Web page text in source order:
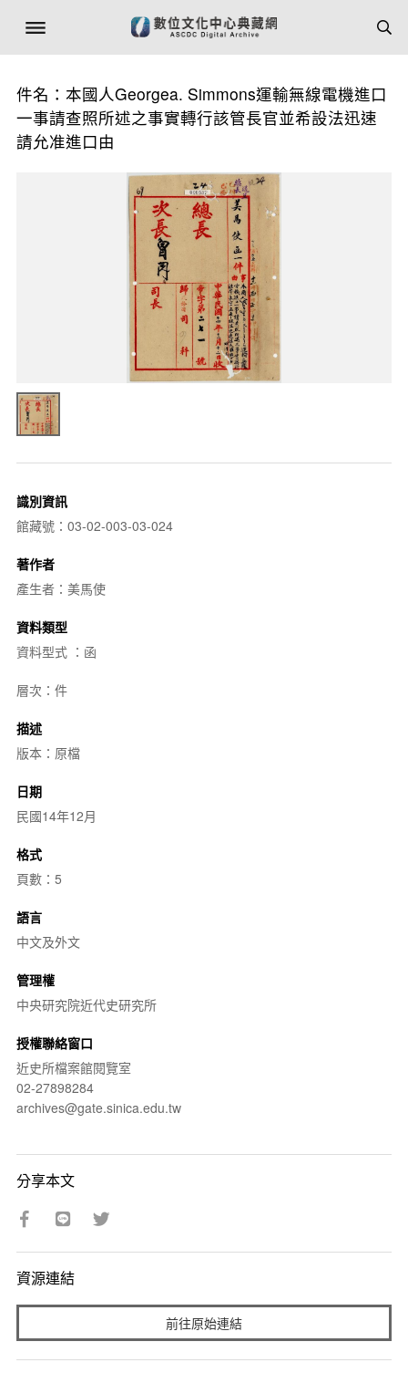
件名：本國人Georgea. Simmons運輸無線電機進口
一事請查照所述之事實轉行該管長官並希設法迅速
請允准進口由
識別資訊
館藏號：03-02-003-03-024
著作者
產生者：美馬使
資料類型
資料型式 ：函
層次：件
描述
版本：原檔
日期
民國14年12月
格式
頁數：5
語言
中文及外文
管理權
中央研究院近代史研究所
授權聯絡窗口
近史所檔案館閱覽室
02-27898284
archives@gate.sinica.edu.tw
分享本文
資源連結
前往原始連結